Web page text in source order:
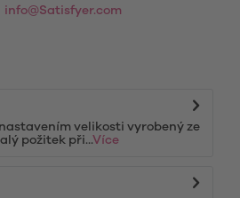
info@Satisfyer.com
velikosti vyrobený ze
požitek při...Více